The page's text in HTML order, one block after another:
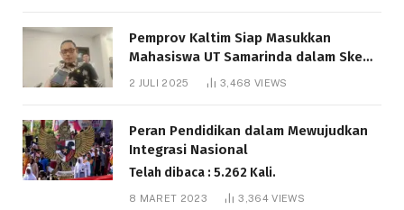
Pemprov Kaltim Siap Masukkan
Mahasiswa UT Samarinda dalam Skema
Bantuan Pendidikan Gratispol
2 JULI 2025 3,468 VIEWS
Peran Pendidikan dalam Mewujudkan
Integrasi Nasional
Telah dibaca : 5.262 Kali.
8 MARET 2023 3,364VIEWS